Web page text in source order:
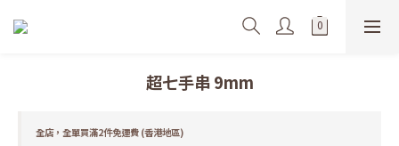
超七手串 9mm
全店，全單買滿2件免運費 (香港地區)